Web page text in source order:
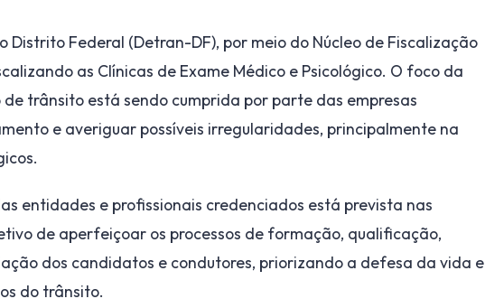
Distrito Federal (Detran-DF), por meio do Núcleo de Fiscalização
as Clínicas de Exame Médico e Psicológico. O foco da
trânsito está sendo cumprida por parte das empresas
e averiguar possíveis irregularidades, principalmente na
entidades e profissionais credenciados está prevista nas
de aperfeiçoar os processos de formação, qualificação,
dos candidatos e condutores, priorizando a defesa da vida e
do trânsito.